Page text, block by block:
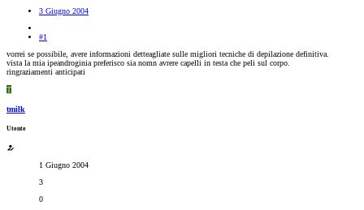
3 Giugno 2004
#1
vorrei se possibile, avere informazioni detteagliate sulle migliori tecniche di depilazione definitiva.
vista la mia ipeandroginia preferisco sia nomn avrere capelli in testa che peli sul corpo.
ringraziamenti anticipati
T
tmilk
Utente
1 Giugno 2004
3
0